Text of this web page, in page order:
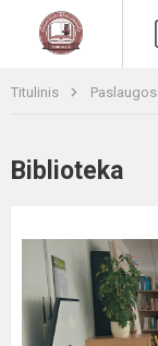
Titulinis Paslaugos
Biblioteka